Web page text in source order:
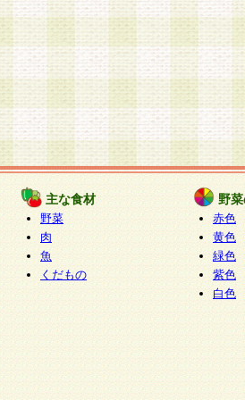
主な食材
野菜
肉
魚
くだもの
野
赤色
黄色
緑色
紫色
白色